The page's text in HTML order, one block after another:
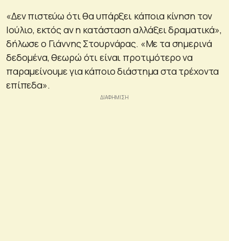
«Δεν πιστεύω ότι θα υπάρξει κάποια κίνηση τον
Ιούλιο, εκτός αν η κατάσταση αλλάξει δραματικά»,
δήλωσε ο Γιάννης Στουρνάρας. «Με τα σημερινά
δεδομένα, θεωρώ ότι είναι προτιμότερο να
παραμείνουμε για κάποιο διάστημα στα τρέχοντα
επίπεδα».